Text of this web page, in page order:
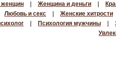
женщин Женщина и деньги
Любовь и секс
Женские хитрости
Психология мужчины